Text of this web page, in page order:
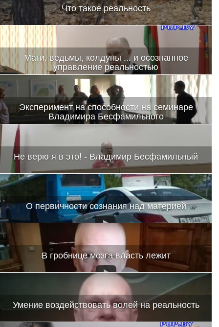
Что такое реальность
Маги, ведьмы, колдуны ... и осознанное
управление реальностью
Эксперимент на способности на семинаре
Владимира Бесфамильного
Не верю я в это! - Владимир Бесфамильный
О первичности сознания над материей
В гробнице мозга власть лежит
Умение воздействовать волей на реальность